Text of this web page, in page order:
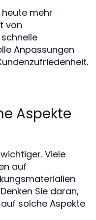
mehr
von
Anpassungen
Aspekte
Viele
auf
Sie daran,
solche Aspekte